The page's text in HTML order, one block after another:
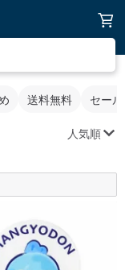
送料無料 セー
人気順